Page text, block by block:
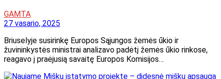
GAMTA
27 vasario, 2025
Briuselyje susirinkę Europos Sąjungos žemės ūkio ir
žuvininkystės ministrai analizavo padėtį žemės ūkio rinkose,
reagavo į praėjusią savaitę Europos Komisijos…